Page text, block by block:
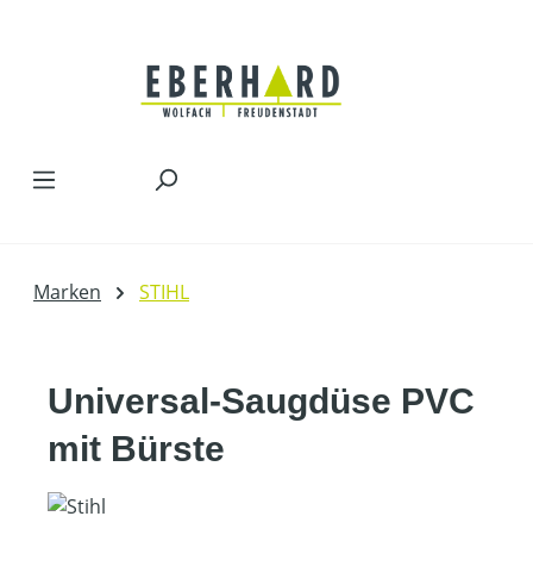
Marken STIHL
Universal-Saugdüse PVC
mit Bürste